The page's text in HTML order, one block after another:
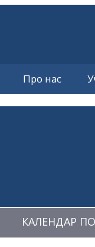
Про нас
КАЛЕНДАР